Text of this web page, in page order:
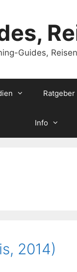
Ratgeber
Info
2014)